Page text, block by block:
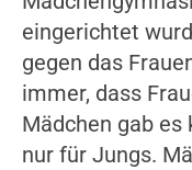
eingerichtet
gegen das
immer, dass
Mädchen gab es
nur für Jungs.